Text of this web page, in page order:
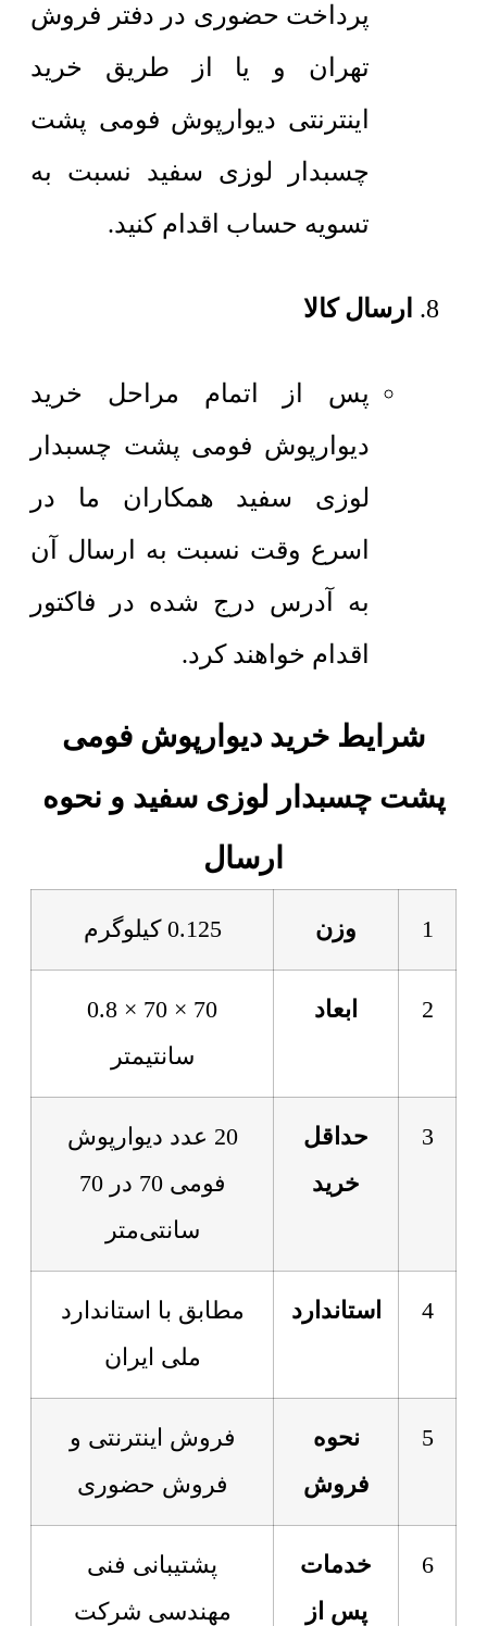
پرداخت حضوری در دفتر فروش
تهران و یا از طریق خرید
اینترنتی دیوارپوش فومی پشت
چسبدار لوزی سفید نسبت به
تسویه حساب اقدام کنید.
ارسال کالا
پس از اتمام مراحل خرید
دیوارپوش فومی پشت چسبدار
لوزی سفید همکاران ما در
اسرع وقت نسبت به ارسال آن
به آدرس درج شده در فاکتور
اقدام خواهند کرد.
شرایط خرید دیوارپوش فومی
پشت چسبدار لوزی سفید و نحوه
ارسال
1 وزن 0.125 کیلوگرم
2 ابعاد
70 × 70 × 0.8
سانتیمتر
3
حداقل
خرید
20 عدد دیوارپوش
فومی 70 در 70
سانتی‌متر
4 استاندارد
مطابق با استاندارد
ملی ایران
5
نحوه
فروش
فروش اینترنتی و
فروش حضوری
6
خدمات
پس از
پشتیبانی فنی
مهندسی شرکت